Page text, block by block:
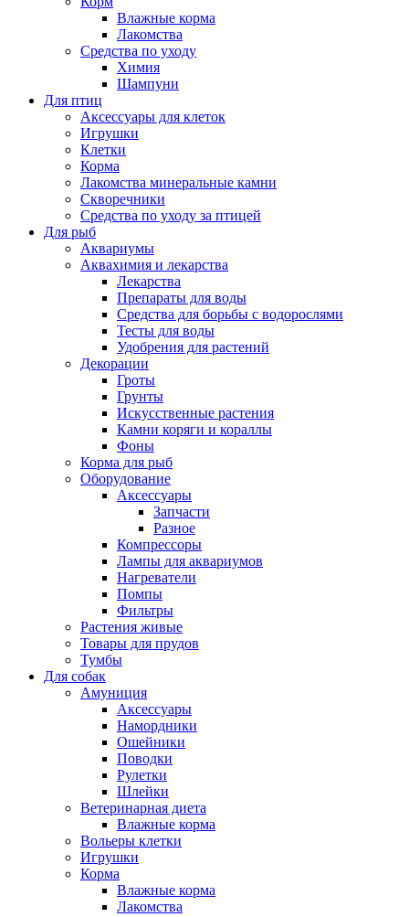
Влажные корма
Лакомства
Средства по уходу
Химия
Шампуни
Для птиц
Аксессуары для клеток
Игрушки
Клетки
Корма
Лакомства минеральные камни
Скворечники
Средства по уходу за птицей
Для рыб
Аквариумы
Аквахимия и лекарства
Лекарства
Препараты для воды
Средства для борьбы с водорослями
Тесты для воды
Удобрения для растений
Декорации
Гроты
Грунты
Искусственные растения
Камни коряги и кораллы
Фоны
Корма для рыб
Оборудование
Аксессуары
Запчасти
Разное
Компрессоры
Лампы для аквариумов
Нагреватели
Помпы
Фильтры
Растения живые
Товары для прудов
Тумбы
Для собак
Амуниция
Аксессуары
Намордники
Ошейники
Поводки
Рулетки
Шлейки
Ветеринарная диета
Влажные корма
Вольеры клетки
Игрушки
Корма
Влажные корма
Лакомства